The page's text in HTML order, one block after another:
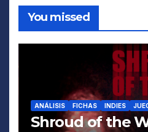
You missed
ANÁLISIS FICHAS INDIES
Shroud of the